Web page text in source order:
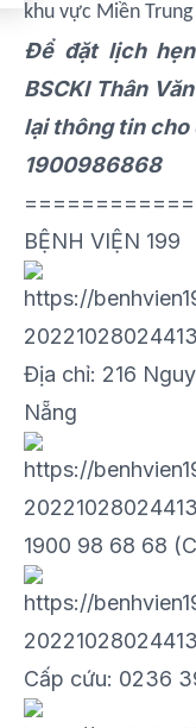
khu vực Miền
Để đặt lịch
BSCKI Thân
lại thông tin
1900986868
============
BỆNH VIỆN 199
Địa chỉ: 216
Nẵng
1900 98 68 68
Cấp cứu: 0236